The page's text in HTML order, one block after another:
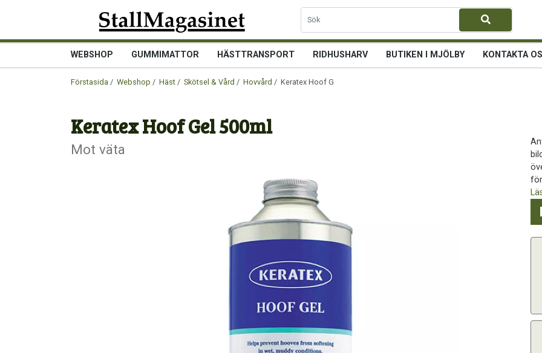
WEBSHOP GUMMIMATTOR HÄSTTRANSPORT RIDHUSHARV BUTIKEN I MJÖLBY KONTAKTA
Förstasida / Webshop / Häst / Skötsel & Vård / Hovvård / Keratex Hoof Gel 500ml
Keratex Hoof Gel 500ml
Mot väta